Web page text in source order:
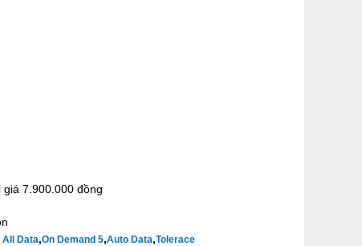
7.900.000 đồng
All Data,On Demand 5,Auto Data,Tolerace